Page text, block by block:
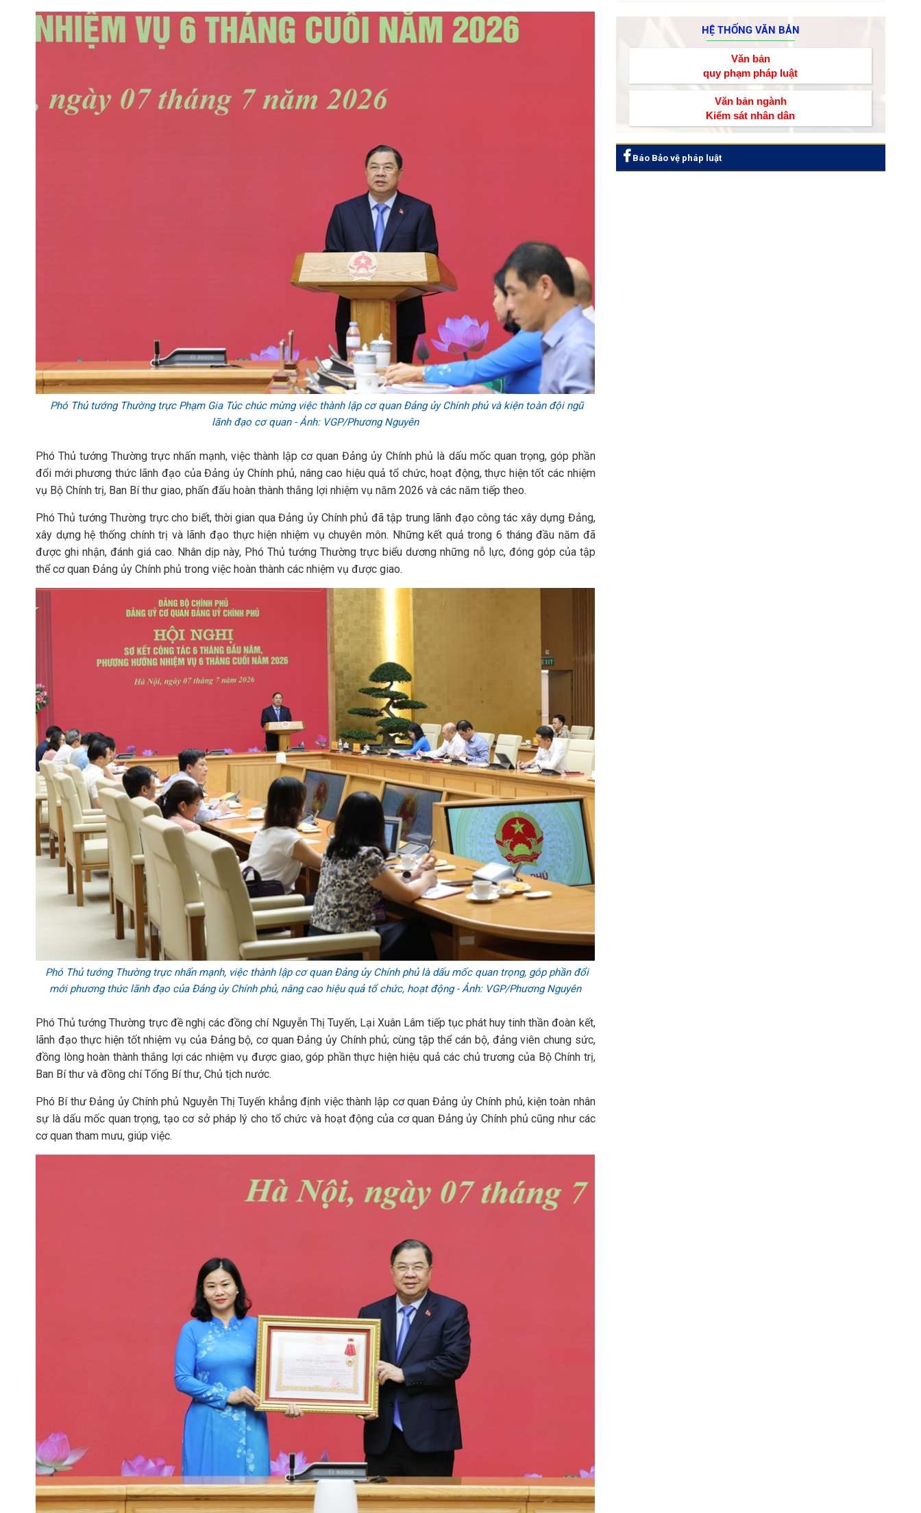
Phó Thủ tướng Thường trực Phạm Gia Túc chúc mừng việc thành lập cơ quan Đảng ủy Chính phủ và kiện toàn đội ngũ
lãnh đạo cơ quan - Ảnh: VGP/Phương Nguyên
Phó Thủ tướng Thường trực nhấn mạnh, việc thành lập cơ quan Đảng ủy Chính phủ là dấu mốc quan trọng, góp phần
đổi mới phương thức lãnh đạo của Đảng ủy Chính phủ, nâng cao hiệu quả tổ chức, hoạt động, thực hiện tốt các nhiệm
vụ Bộ Chính trị, Ban Bí thư giao, phấn đấu hoàn thành thắng lợi nhiệm vụ năm 2026 và các năm tiếp theo.
Phó Thủ tướng Thường trực cho biết, thời gian qua Đảng ủy Chính phủ đã tập trung lãnh đạo công tác xây dựng Đảng,
xây dựng hệ thống chính trị và lãnh đạo thực hiện nhiệm vụ chuyên môn. Những kết quả trong 6 tháng đầu năm đã
được ghi nhận, đánh giá cao. Nhân dịp này, Phó Thủ tướng Thường trực biểu dương những nỗ lực, đóng góp của tập
thể cơ quan Đảng ủy Chính phủ trong việc hoàn thành các nhiệm vụ được giao.
Phó Thủ tướng Thường trực nhấn mạnh, việc thành lập cơ quan Đảng ủy Chính phủ là dấu mốc quan trọng, góp phần đổi
mới phương thức lãnh đạo của Đảng ủy Chính phủ, nâng cao hiệu quả tổ chức, hoạt động - Ảnh: VGP/Phương Nguyên
Phó Thủ tướng Thường trực đề nghị các đồng chí Nguyễn Thị Tuyến, Lại Xuân Lâm tiếp tục phát huy tinh thần đoàn kết,
lãnh đạo thực hiện tốt nhiệm vụ của Đảng bộ, cơ quan Đảng ủy Chính phủ; cùng tập thể cán bộ, đảng viên chung sức,
đồng lòng hoàn thành thắng lợi các nhiệm vụ được giao, góp phần thực hiện hiệu quả các chủ trương của Bộ Chính trị,
Ban Bí thư và đồng chí Tổng Bí thư, Chủ tịch nước.
Phó Bí thư Đảng ủy Chính phủ Nguyễn Thị Tuyến khẳng định việc thành lập cơ quan Đảng ủy Chính phủ, kiện toàn nhân
sự là dấu mốc quan trọng, tạo cơ sở pháp lý cho tổ chức và hoạt động của cơ quan Đảng ủy Chính phủ cũng như các
cơ quan tham mưu, giúp việc.
HỆ THỐNG VĂN BẢN
Văn bản
quy phạm pháp luật
Văn bản ngành
Kiểm sát nhân dân
Báo Bảo vệ pháp luật